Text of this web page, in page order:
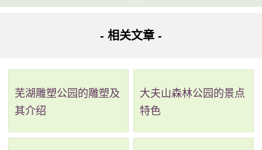
别放松。
在淡季的时候售票时间是早8点到晚4点，而在旺季的时
候是早8点到晚4:30，而联票的售票时间在淡季的时候是早
8:00到下午3:30，而在旺季的时候是早8点到下午4点，天坛
- 相关文章 -
芜湖雕塑公园的雕塑及
其介绍
大夫山森林公园的景点
特色